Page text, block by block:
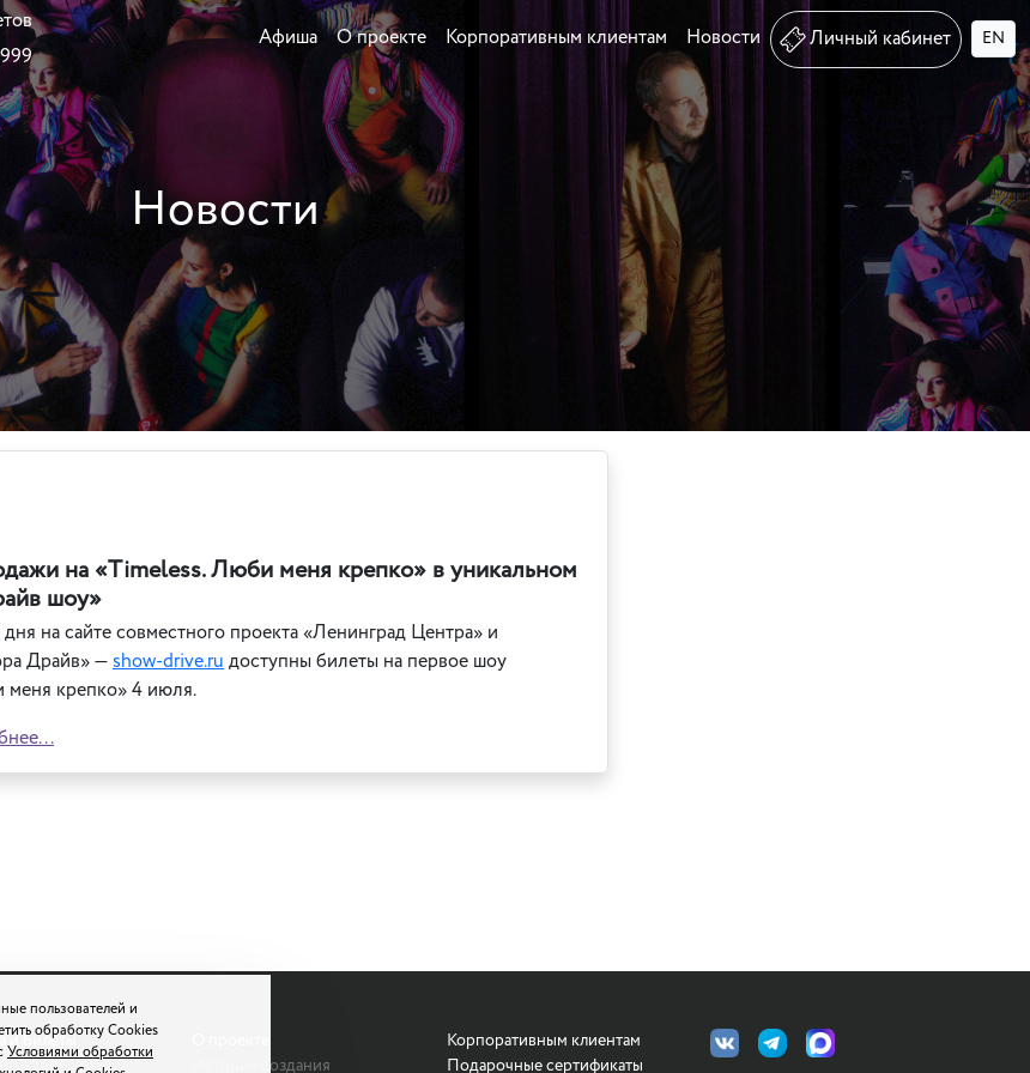
пользователей и
обработку Cookies
Условиями обработки
Афиша О проекте Корпоративным клиентам Новости Личный кабинет EN
Новости
на «Timeless. Люби меня крепко» в уникальном
шоу»
на сайте совместного проекта «Ленинград Центра» и
Драйв» —show-drive.ruдоступны билеты на первое шоу
крепко»4 июля.
и билеты
История создания
Корпоративным клиентам
Подарочные сертификаты